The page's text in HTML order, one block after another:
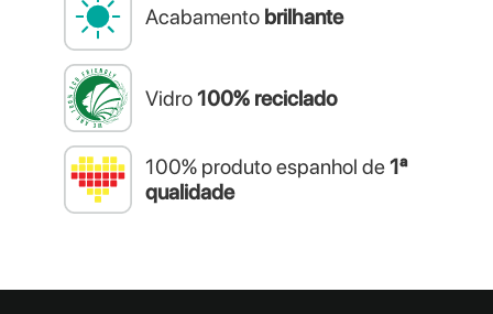
Acabamento brilhante
Vidro100% reciclado
100% produto espanhol de1ª
qualidade